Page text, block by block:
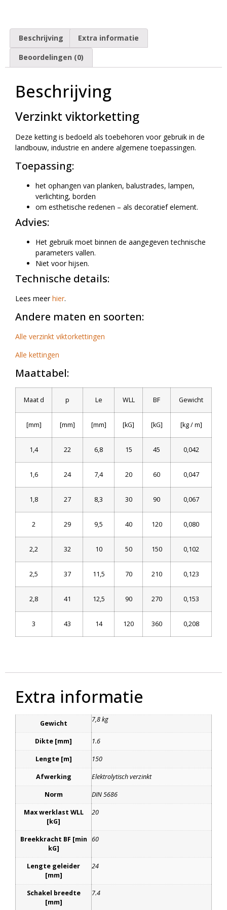
Beschrijving Extra informatie
Beoordelingen (0)
Beschrijving
Verzinkt viktorketting
Deze ketting is bedoeld als toebehoren voor gebruik in de
landbouw, industrie en andere algemene toepassingen.
Toepassing:
het ophangen van planken, balustrades, lampen,
verlichting, borden
om esthetische redenen – als decoratief element.
Advies:
Het gebruik moet binnen de aangegeven technische
parameters vallen.
Niet voor hijsen.
Technische details:
Lees meerhier.
Andere maten en soorten:
Alle verzinkt viktorkettingen
Alle kettingen
Maattabel:
Maat d p Le WLL BF Gewicht
[mm] [mm] [mm] [kG] [kG] [kg / m]
1,4 22 6,8 15 45 0,042
1,6 24 7,4 20 60 0,047
1,8 27 8,3 30 90 0,067
2 29 9,5 40 120 0,080
2,2 32 10 50 150 0,102
2,5 37 11,5 70 210 0,123
2,8 41 12,5 90 270 0,153
3 43 14 120 360 0,208
Extra informatie
Gewicht 7,8 kg
Dikte [mm] 1.6
Lengte [m] 150
Afwerking Elektrolytisch verzinkt
Norm DIN 5686
Max werklast WLL
[kG]
20
Breekkracht BF [min
kG]
60
Lengte geleider
[mm]
24
Schakel breedte
[mm]
7.4